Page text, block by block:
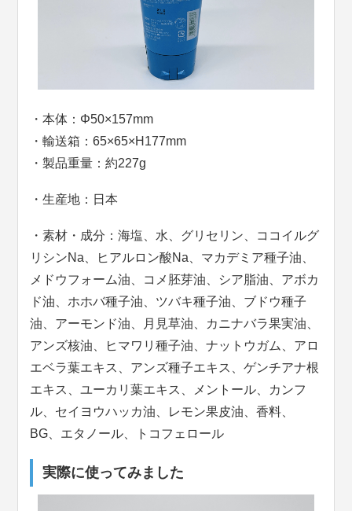
・本体：Φ50×157mm
・輸送箱：65×65×H177mm
・製品重量：約227g
・生産地：日本
・素材・成分：海塩、水、グリセリン、ココイルグ
リシンNa、ヒアルロン酸Na、マカデミア種子油、
メドウフォーム油、コメ胚芽油、シア脂油、アボカ
ド油、ホホバ種子油、ツバキ種子油、ブドウ種子
油、アーモンド油、月見草油、カニナバラ果実油、
アンズ核油、ヒマワリ種子油、ナットウガム、アロ
エベラ葉エキス、アンズ種子エキス、ゲンチアナ根
エキス、ユーカリ葉エキス、メントール、カンフ
ル、セイヨウハッカ油、レモン果皮油、香料、
BG、エタノール、トコフェロール
実際に使ってみました